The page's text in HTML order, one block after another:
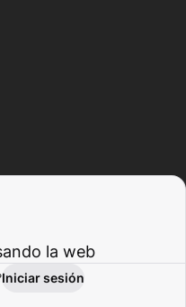
Actividad
la web
Iniciar sesión